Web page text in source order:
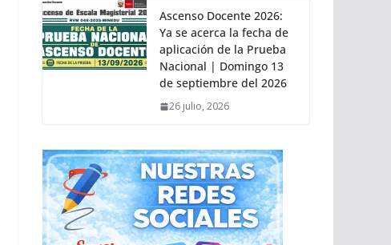
Ascenso Docente 2026:
Ya se acerca la fecha de
aplicación de la Prueba
Nacional | Domingo 13
de septiembre del 2026
26 julio, 2026